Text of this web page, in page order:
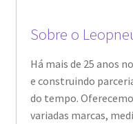
Sobre o
Há mais de 25 anos
e construindo
do tempo.
variadas marcas,